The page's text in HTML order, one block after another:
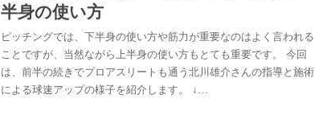
半身の使い方
ピッチングでは、下半身の使い方や筋力が重要なのはよく言われる
ことですが、当然ながら上半身の使い方もとても重要です。 今回
は、前半の続きでプロアスリートも通う北川雄介さんの指導と施術
による球速アップの様子を紹介します。 ↓…